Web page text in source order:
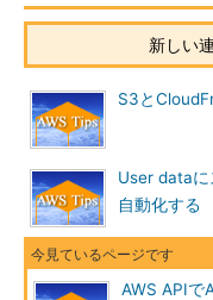
ー］
オプションには「--
共通のオプションを指
などを、アクションに
などを指定します。
例として、東京リージ
スタンスの一覧を取得
$ aws --region ap-
新しい
S3と
User dataに
自動化する
AWS APIで